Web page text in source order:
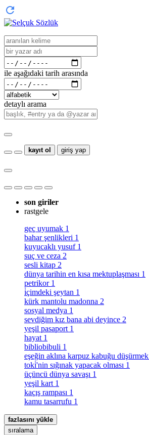
ile aşağıdaki tarih arasında
detaylı arama
kayıt ol giriş yap
son giriler
rastgele
geç uyumak 1
bahar şenlikleri 1
kuyucaklı yusuf 1
suç ve ceza 2
sesli kitap 2
dünya tarihin en kısa mektuplaşması 1
petrikor 1
i̇çimdeki şeytan 1
kürk mantolu madonna 2
sosyal medya 1
sevdiğim kız bana abi deyince 2
yeşil pasaport 1
hayat 1
bibliobibuli 1
eşeğin aklına karpuz kabuğu düşürmek
toki̇'nin sığınak yapacak olması 1
üçüncü dünya savaşı 1
yeşil kart 1
kaçış rampası 1
kamu tasarrufu 1
fazlasını yükle
sıralama